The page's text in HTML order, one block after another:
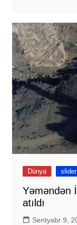
Dünya slider
Yəməndən
atıldı
Sentyabr 9,